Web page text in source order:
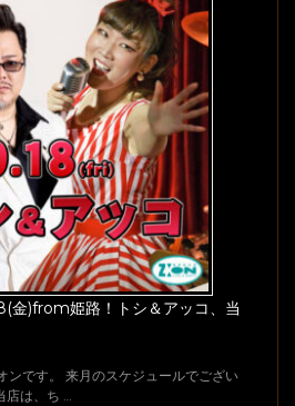
)from姫路！トシ＆アッコ、当
ンです。 来月のスケジュールでござい
店は、ち …